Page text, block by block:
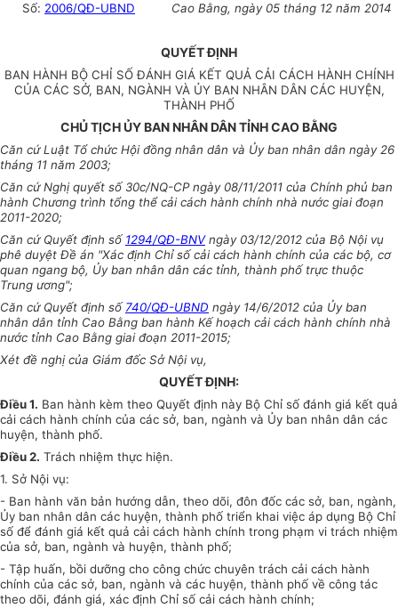
Số: 2006/QĐ-UBND Cao Bằng, ngày 05tháng 12năm 2014
QUYẾT ĐỊNH
BAN HÀNH BỘ CHỈ SỐ ĐÁNH GIÁ KẾT QUẢ CẢI CÁCH HÀNH CHÍNH
CỦA CÁC SỞ, BAN, NGÀNH VÀ ỦY BAN NHÂN DÂN CÁC HUYỆN,
THÀNH PHỐ
CHỦ TỊCH ỦY BAN NHÂN DÂN TỈNH CAO BẰNG
Căn cứ Luật Tổ chức Hội đồng nhân dân và Ủy ban nhân dân ngày 26
tháng 11 năm 2003;
Căn cứ Nghị quyết số 30c/NQ-CP ngày 08/11/2011 của Chính phủ ban
hành Chương trình tổng thểcải cách hành chính nhà nước giai đoạn
2011-2020;
Căn cứ Quyết định số 1294/QĐ-BNVngày 03/12/2012 của Bộ Nội vụ
phê duyệt Đề án "Xác định Chỉ số cải cách hành chính của các bộ, cơ
quan ngang bộ, Ủy ban nhân dân các tỉnh, thành phố trực thuộc
Trung ương";
Căn cứ Quyết định số 740/QĐ-UBND ngày 14/6/2012 của Ủy ban
nhân dân tỉnh Cao Bằng ban hành Kế hoạch cải cách hành chính nhà
nước tỉnh Cao Bằng giai đoạn 2011-2015;
Xét đề nghị của Giám đốc Sở Nội vụ,
QUYẾT ĐỊNH:
Điều 1. Ban hành kèm theo Quyết định này Bộ Chỉ số đánh giá kết quả
cải cách hành chính của các sở, ban, ngành và Ủy ban nhân dân các
huyện, thành phố.
Điều 2. Trách nhiệm thực hiện.
1. Sở Nội vụ:
- Ban hành văn bản hướng dẫn, theo dõi, đôn đốc các sở, ban, ngành,
Ủy ban nhân dân các huyện, thành phố triển khai việc áp dụng Bộ Chỉ
số để đánh giá kết quả cải cách hành chính trong phạm vi trách nhiệm
của sở, ban, ngành và huyện, thành phố;
- Tập huấn, bồi dưỡng cho công chức chuyên trách cải cách hành
chính của các sở, ban, ngành và các huyện, thành phố về công tác
theo dõi, đánh giá, xác định Chỉ số cải cách hành chính;